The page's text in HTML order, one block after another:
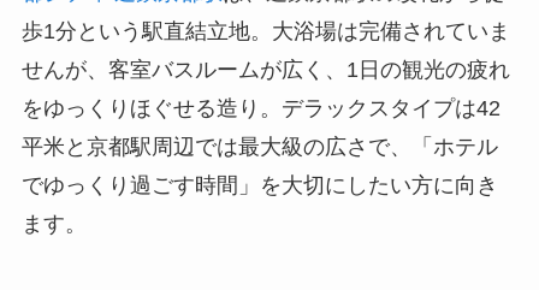
歩1分という駅直結立地。大浴場は完備されていま
せんが、客室バスルームが広く、1日の観光の疲れ
をゆっくりほぐせる造り。デラックスタイプは42
平米と京都駅周辺では最大級の広さで、「ホテル
でゆっくり過ごす時間」を大切にしたい方に向き
ます。